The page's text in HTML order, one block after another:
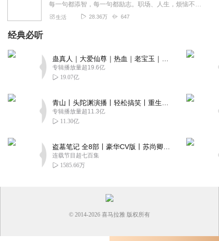
每一句都添智，每一句都励志。职场、人生，烦恼不惧，每一句都给你无限的勇气和力量。本专辑内容选自友邻优课单向历和有道词典一句跟读，很阳光励志的内容，希望大家喜欢。...
生活 28.36万 647
经典必听
专辑播放量超19.6亿
19.07亿
专辑播放量超11.3亿
11.30亿
连载节目超七百集
1585.66万
© 2014-2026 喜马拉雅 版权所有